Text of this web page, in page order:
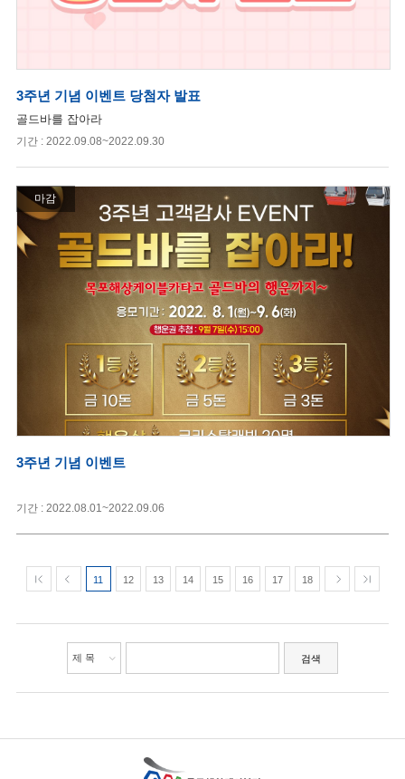
3주년 기념 이벤트 당첨자 발표
골드바를 잡아라
기간 : 2022.09.08~2022.09.30
마감
3주년 기념 이벤트
기간 : 2022.08.01~2022.09.06
11 12 13 14 15 16 17 18